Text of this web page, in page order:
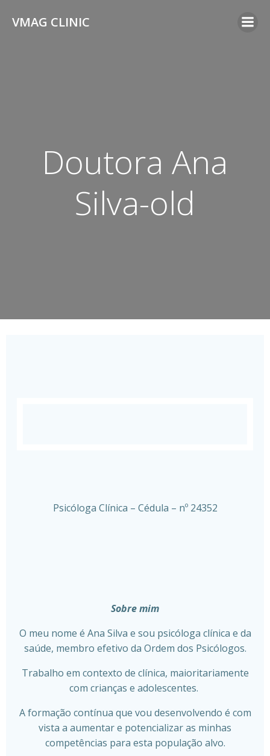
VMAG CLINIC
Doutora Ana
Silva-old
Psicóloga Clínica – Cédula – nº 24352
Sobre mim
O meu nome é Ana Silva e sou psicóloga clínica e da
saúde, membro efetivo da Ordem dos Psicólogos.
Trabalho em contexto de clínica, maioritariamente
com crianças e adolescentes.
A formação contínua que vou desenvolvendo é com
vista a aumentar e potencializar as minhas
competências para esta população alvo.